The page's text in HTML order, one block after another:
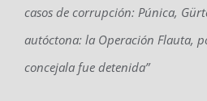
casos de corrupción: Púnica,
autóctona: la Operación Flauta,
concejala fue detenida”